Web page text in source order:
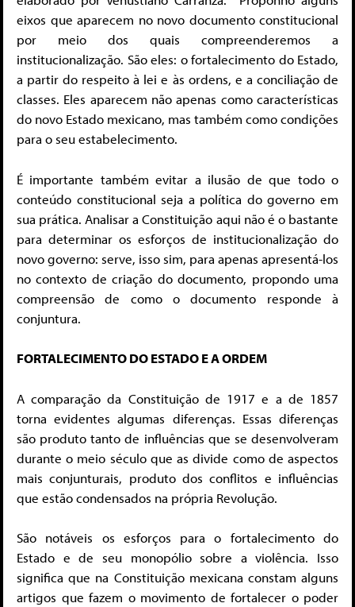
eixos que aparecem no novo documento constitucional
por meio dos quais compreenderemos a
institucionalização. São eles: o fortalecimento do Estado,
a partir do respeito à lei e às ordens, e a conciliação de
classes. Eles aparecem não apenas como características
do novo Estado mexicano, mas também como condições
para o seu estabelecimento.
É importante também evitar a ilusão de que todo o
conteúdo constitucional seja a política do governo em
sua prática. Analisar a Constituição aqui não é o bastante
para determinar os esforços de institucionalização do
novo governo: serve, isso sim, para apenas apresentá-los
no contexto de criação do documento, propondo uma
compreensão de como o documento responde à
conjuntura.
FORTALECIMENTO DO ESTADO E A ORDEM
A comparação da Constituição de 1917 e a de 1857
torna evidentes algumas diferenças. Essas diferenças
são produto tanto de influências que se desenvolveram
durante o meio século que as divide como de aspectos
mais conjunturais, produto dos conflitos e influências
que estão condensados na própria Revolução.
São notáveis os esforços para o fortalecimento do
Estado e de seu monopólio sobre a violência. Isso
significa que na Constituição mexicana constam alguns
artigos que fazem o movimento de fortalecer o poder